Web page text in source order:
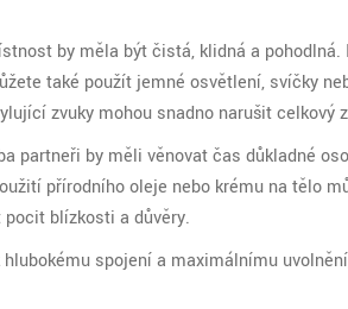
by měla být čistá, klidná a
také použít jemné osvětlení, svíčky
zvuky mohou snadno narušit celkový
partneři by měli věnovat čas důkladné
přírodního oleje nebo krému na tělo
blízkosti a důvěry.
spojení a maximálnímu